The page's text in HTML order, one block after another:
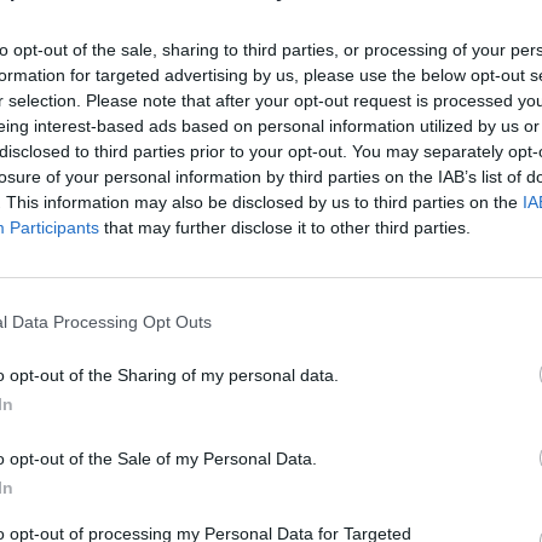
opt-out of the sale, sharing to third parties, or processing of your
for targeted advertising by us, please use the below opt-out
selection. Please note that after your opt-out request is processed
interest-based ads based on personal information utilized by us
to third parties prior to your opt-out. You may separately
of your personal information by third parties on the IAB’s list of
This information may also be disclosed by us to third parties on the
Participants that may further disclose it to other third parties.
Data Processing Opt Outs
opt-out of the Sharing of my personal data.
opt-out of the Sale of my Personal Data.
opt-out of processing my Personal Data for Targeted
mentre manté la inversió en R+D al
abans d’impostos es va enfilar fins als 74,5
un any abans, i els ingressos totals van arribar
brut d’explotaciót es va situar en els 232,9
un marge sobre les vendes del 21%.
despeses d’R+D de 138,1 milions d’euros,
mentre que les despeses generals i
milions. El marge brut va ser del 64,4% i
guanyant pes dins del negoci. Ilumetri va
un creixement del 12,3%, mentre que Ebglyss
després dels llançaments als principals